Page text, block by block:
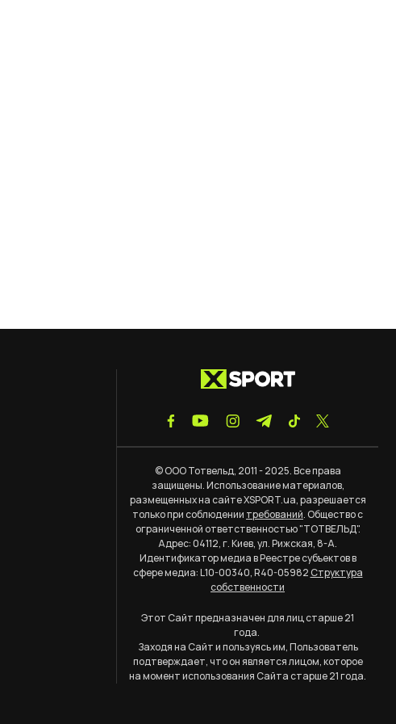
© ООО Тотвельд, 2011 - 2025. Все права
защищены. Использование материалов,
размещенных на сайте XSPORT.ua, разрешается
только при соблюдении требований. Общество с
ограниченной ответственностью "ТОТВЕЛЬД".
Адрес: 04112, г. Киев, ул. Рижская, 8-А.
Идентификатор медиа в Реестре субъектов в
сфере медиа: L10-00340, R40-05982Структура
собственности
Этот Сайт предназначен для лиц старше 21
года.
Заходя на Сайт и пользуясь им, Пользователь
подтверждает, что он является лицом, которое
на момент использования Сайта старше 21 года.